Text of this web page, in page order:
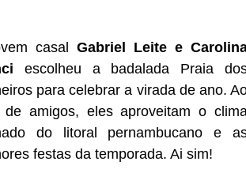
casal Gabriel Leite e
escolheu a badalada Praia
para celebrar a virada de ano.
de amigos, eles aproveitam o
do litoral pernambucano e
festas da temporada. Ai sim!